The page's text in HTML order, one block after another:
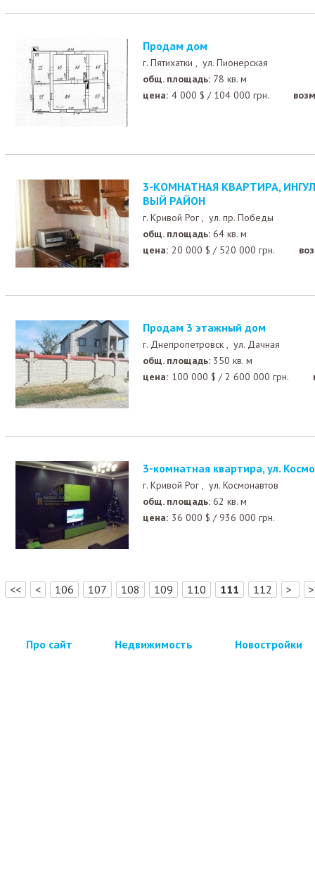
Продам дом
г. Пятихатки , ул. Пионерская
общ. площадь: 78 кв. м
цена: 4 000 $ / 104 000 грн.
3-КОМНАТНАЯ КВАРТИРА, ИНГУЛЕЦ, ПР. ПОБЕДЫ, НО
ВЫЙ РАЙОН
г. Кривой Рог , ул. пр. Победы
общ. площадь: 64 кв. м
цена: 20 000 $ / 520 000 грн.
Продам 3 этажный дом
г. Днепропетровск , ул. Дачная
общ. площадь: 350 кв. м
цена: 100 000 $ /2 600 000 грн.
3-комнатная квартира, ул.
г. Кривой Рог , ул. Космонавтов
общ. площадь: 62 кв. м
цена: 36 000 $ / 936 000 грн.
<< < 106 107 108 109 110 111 112 >
Про сайт Недвижимость Новостройки